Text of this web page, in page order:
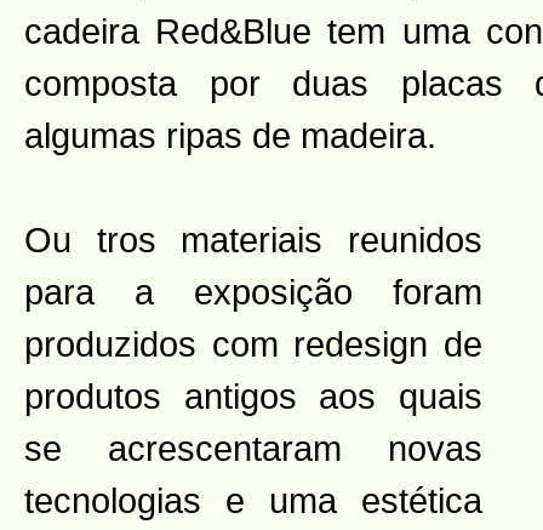
cadeira Red&Blue tem uma
composta por duas placas
algumas ripas de madeira.
Ou tros materiais reunidos
para a exposição foram
produzidos com redesign de
produtos antigos aos quais
se acrescentaram novas
tecnologias e uma estética